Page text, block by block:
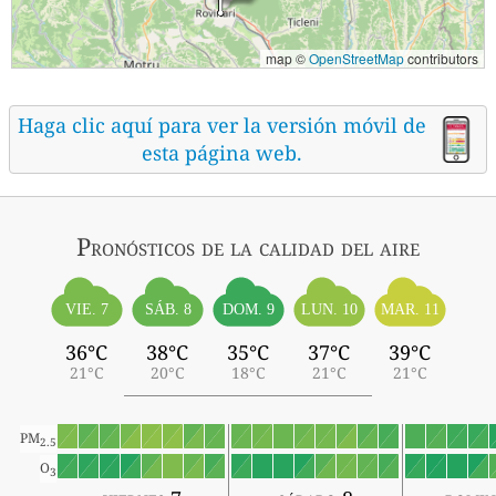
map ©OpenStreetMapcontributors
Haga clic aquí para ver la versión móvil de
esta página web.
Pronósticos de la calidad del aire
VIE. 7
36°C
21°C
SÁB. 8
38°C
20°C
DOM. 9
35°C
18°C
LUN. 10
37°C
21°C
MAR. 11
39°C
21°C
PM2.5
O3